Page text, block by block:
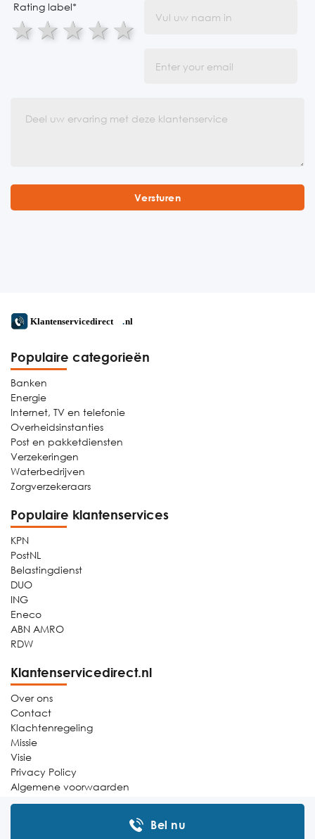
Rating label*
5 stars
4 stars
3 stars
2 stars
1 star
Populaire categorieën
Banken
Energie
Internet, TV en telefonie
Overheidsinstanties
Post en pakketdiensten
Verzekeringen
Waterbedrijven
Zorgverzekeraars
Populaire klantenservices
KPN
PostNL
Belastingdienst
DUO
ING
Eneco
ABN AMRO
RDW
Klantenservicedirect.nl
Over ons
Contact
Klachtenregeling
Missie
Visie
Privacy Policy
Algemene voorwaarden
Sitemap
Bel nu